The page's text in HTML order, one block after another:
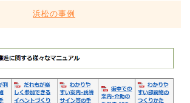
浜松の事例